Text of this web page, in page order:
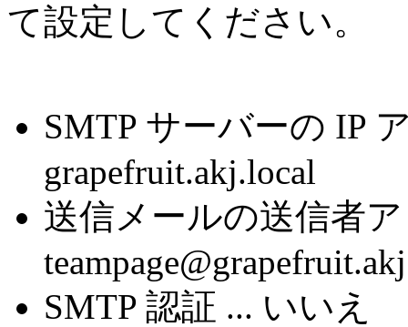
て設定してください。
SMTP サーバーの IP
grapefruit.akj.local
送信メールの送信者
SMTP 認証 ... いいえ